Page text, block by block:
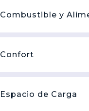
Combustible y
Confort
Espacio de Carga